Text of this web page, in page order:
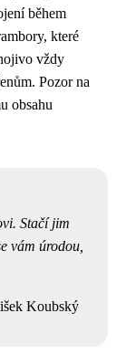
během
které
vždy
Pozor na
obsahu
Stačí jim
vám úrodou,
Koubský